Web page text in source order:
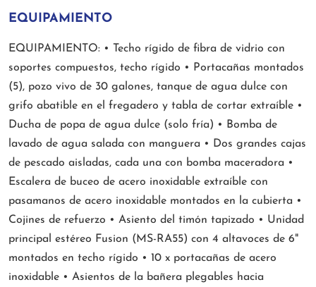
EQUIPAMIENTO
EQUIPAMIENTO: • Techo rígido de fibra de vidrio con
soportes compuestos, techo rígido • Portacañas montados
(5), pozo vivo de 30 galones, tanque de agua dulce con
grifo abatible en el fregadero y tabla de cortar extraíble •
Ducha de popa de agua dulce (solo fría) • Bomba de
lavado de agua salada con manguera • Dos grandes cajas
de pescado aisladas, cada una con bomba maceradora •
Escalera de buceo de acero inoxidable extraíble con
pasamanos de acero inoxidable montados en la cubierta •
Cojines de refuerzo • Asiento del timón tapizado • Unidad
principal estéreo Fusion (MS-RA55) con 4 altavoces de 6"
montados en techo rígido • 10 x portacañas de acero
inoxidable • Asientos de la bañera plegables hacia